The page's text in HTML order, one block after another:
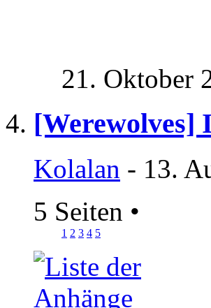
21. Oktober
[Werewolves]
Kolalan - 13.
5 Seiten •
1 2 3 4 5